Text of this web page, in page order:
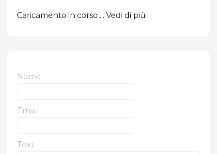
Caricamento in corso ... Vedi di più
Nome
Email
Text